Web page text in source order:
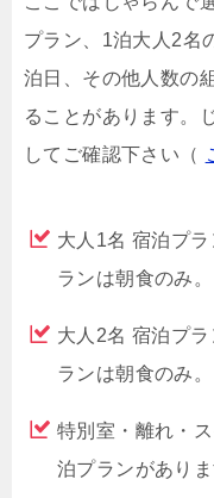
プラン、1泊大人2名
泊日、その他人数の
ることがあります。
してご確認下さい（
大人1名 宿泊プ
ランは朝食のみ。
大人2名 宿泊プ
ランは朝食のみ。
特別室・離れ・
泊プランがあり